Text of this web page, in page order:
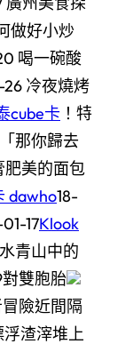
做好小炒
喝一碗酸
冷夜燒烤
cube卡 ！特
那你歸去
肥美的面包
dawho18-
17Klook
青山中的
雙胞胎
險近間隔
渣滓堆上